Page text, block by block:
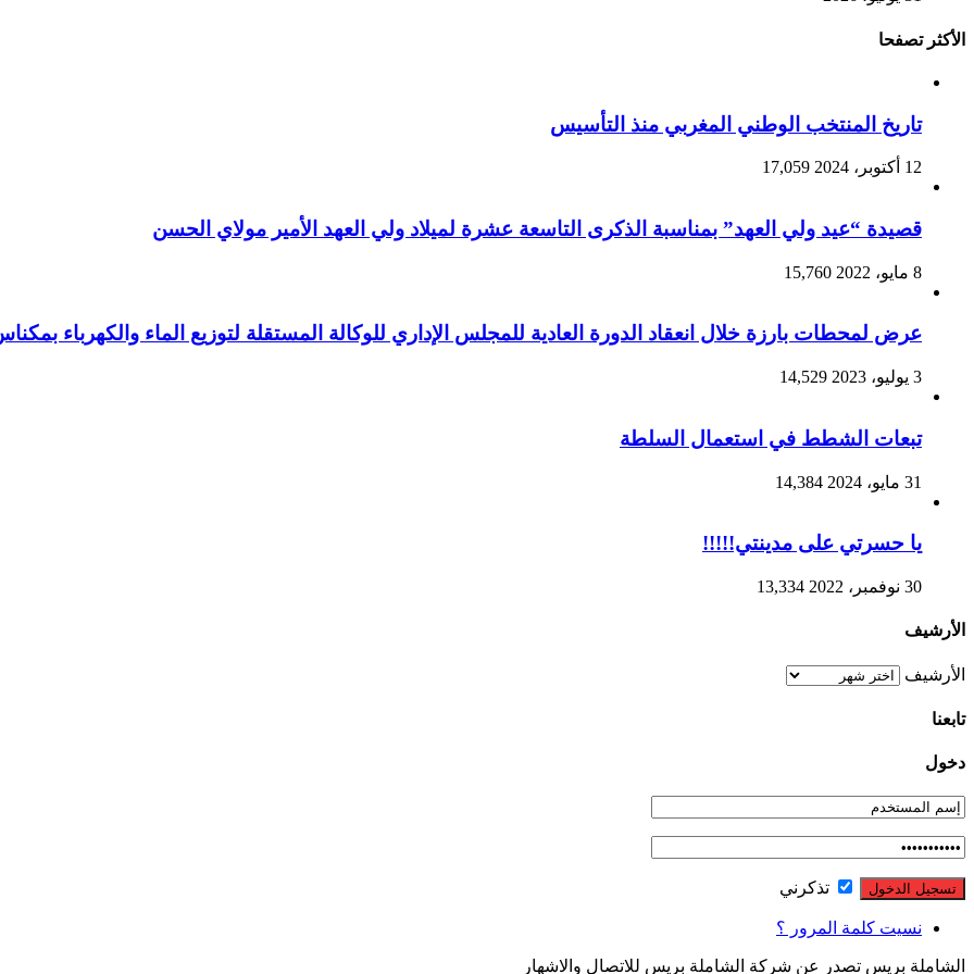
الأكثر تصفحا
تاريخ المنتخب الوطني المغربي منذ التأسيس
12 أكتوبر، 2024 17,059
قصيدة “عيد ولي العهد” بمناسبة الذكرى التاسعة عشرة لميلاد ولي العهد الأمير مولاي الحسن
8 مايو، 2022 15,760
عرض لمحطات بارزة خلال انعقاد الدورة العادية للمجلس الإداري للوكالة المستقلة لتوزيع الماء والكهرباء
3 يوليو، 2023 14,529
تبعات الشطط في استعمال السلطة
31 مايو، 2024 14,384
يا حسرتي على مدينتي!!!!!
30 نوفمبر، 2022 13,334
الأرشيف
الأرشيف
تابعنا
دخول
تذكرني
نسيت كلمة المرور ؟
الشاملة بريس تصدر عن شركة الشاملة بريس للاتصال والاشهار